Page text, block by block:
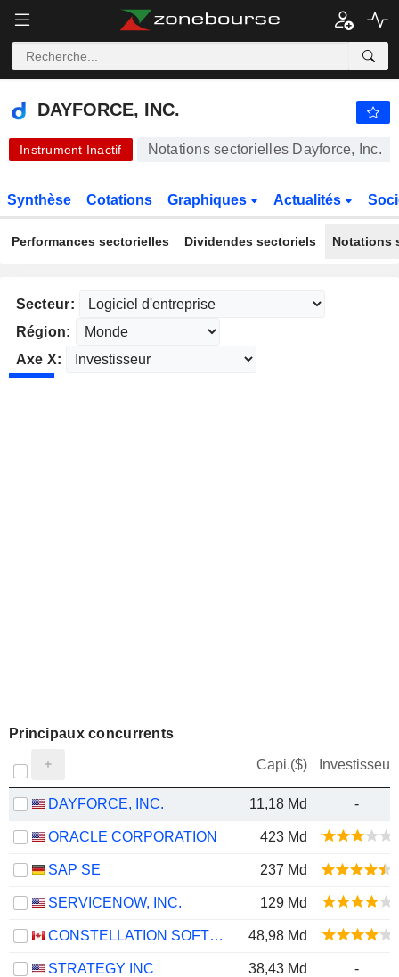
DAYFORCE, INC.
DAYFORCE, INC.
Instrument Inactif Notations sectorielles Dayforce, Inc.
Synthèse Cotations Graphiques Actualités
Performances sectorielles Dividendes sectoriels Notations
Secteur:
Région:
Axe X:
Principaux concurrents
Capi.($) Investisseur
DAYFORCE, INC. 11,18 Md -
ORACLE CORPORATION 423 Md
SAP SE 237 Md
SERVICENOW, INC. 129 Md
CONSTELLATION SOFTWARE INC. 48,98 Md
STRATEGY INC 38,43 Md -